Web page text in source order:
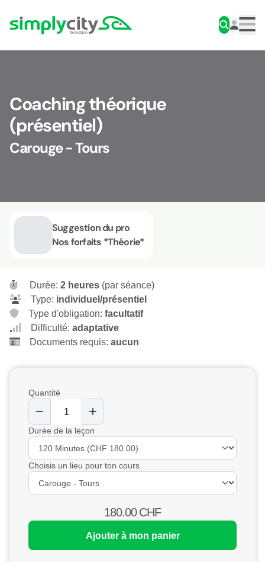
Simplycity
Coaching théorique
(présentiel)
Carouge - Tours
Suggestion du pro
Nos forfaits *Théorie*
Durée: 2 heures (par séance)
Type: individuel/présentiel
Type d'obligation: facultatif
Difficulté: adaptative
Documents requis: aucun
Quantité
Durée de la leçon
Choisis un lieu pour ton cours
180.00CHF
Ajouter à mon panier